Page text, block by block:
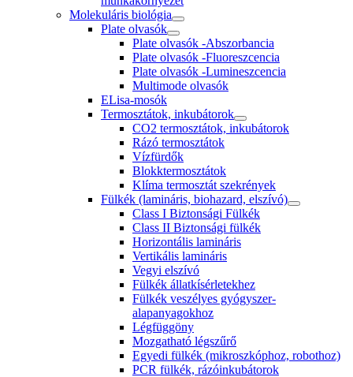
Molekuláris biológia
Plate olvasók
Plate olvasók -Abszorbancia
Plate olvasók -Fluoreszcencia
Plate olvasók -Lumineszcencia
Multimode olvasók
ELisa-mosók
Termosztátok, inkubátorok
CO2 termosztátok, inkubátorok
Rázó termosztátok
Vízfürdők
Blokktermosztátok
Klíma termosztát szekrények
Fülkék (lamináris, biohazard, elszívó)
Class I Biztonsági Fülkék
Class II Biztonsági fülkék
Horizontális lamináris
Vertikális lamináris
Vegyi elszívó
Fülkék állatkísérletekhez
Fülkék veszélyes gyógyszer-
alapanyagokhoz
Légfüggöny
Mozgatható légszűrő
Egyedi fülkék (mikroszkóphoz, robothoz)
PCR fülkék, rázóinkubátorok